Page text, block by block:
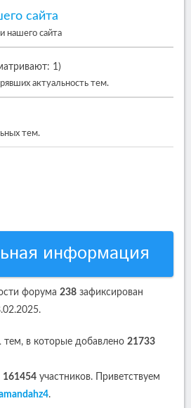
сайта
нашего сайта
1)
актуальность тем.
тем.
информация
форума 238 зафиксирован
тем, в которые добавлено 21733
161454 участников. Приветствуем
.